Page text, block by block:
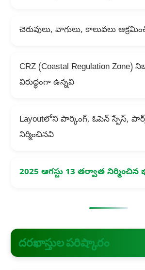
చెరువులు, వాగులు, కాలువలు
CRZ (Coastal Regulation Zone)
విరుద్ధంగా ఉన్నవి
Layout‌లోని పార్కింగ్, ఓపెన్ స్పేస్,
నిర్మించినవి
2025 ఆగస్టు 13 తర్వాత
దరఖాస్తుల పరిష్కారం